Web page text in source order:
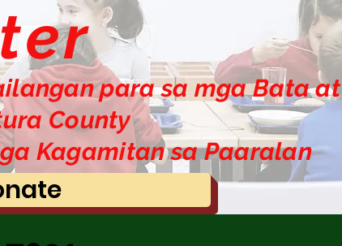
para sa mga Bata at
County
Kagamitan sa Paaralan